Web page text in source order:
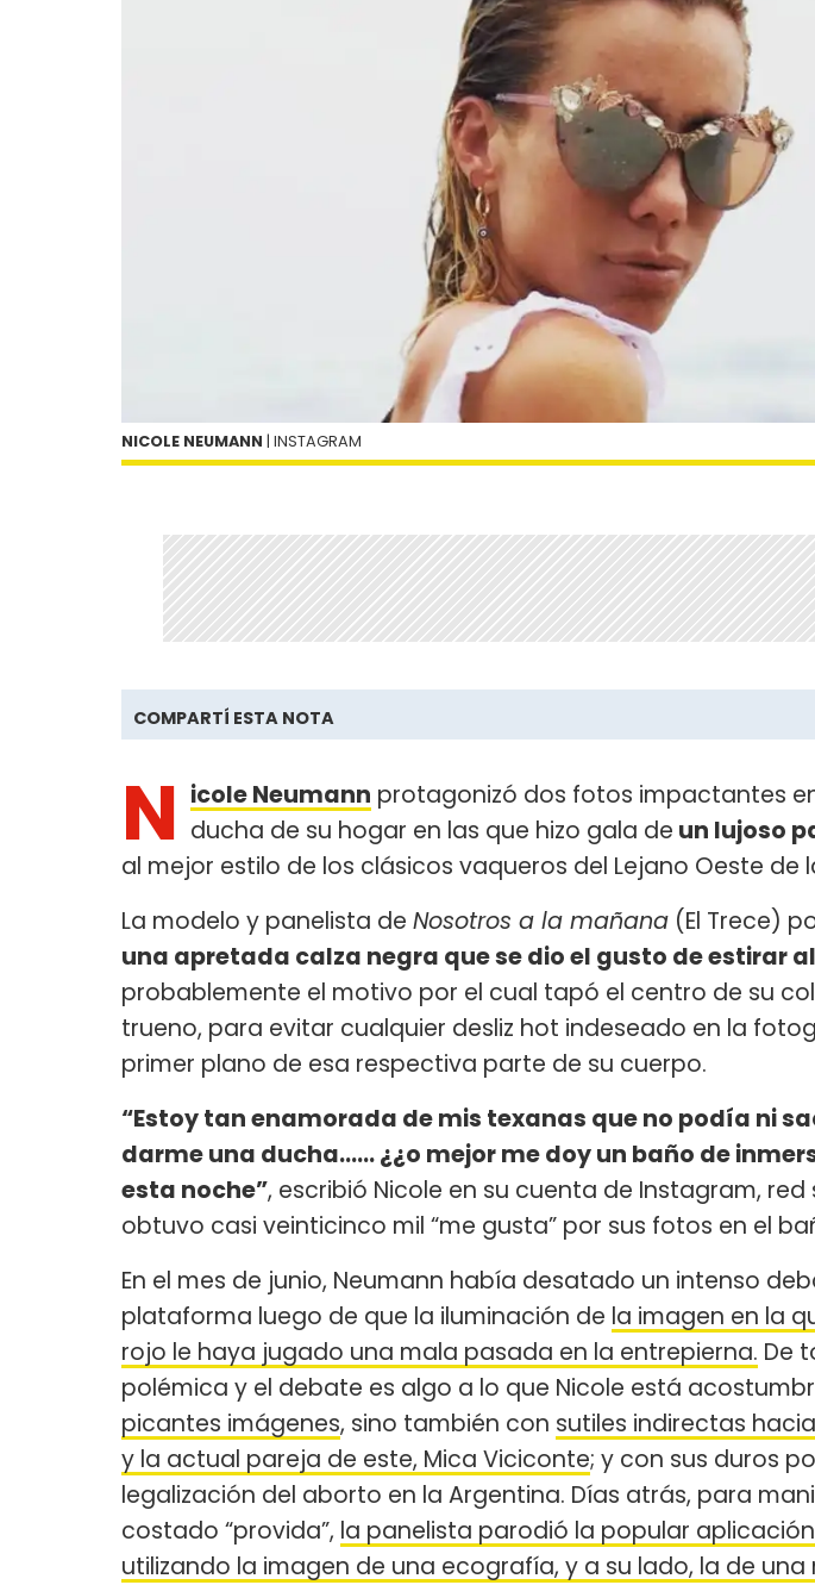
NICOLE NEUMANN | INSTAGRAM
COMPARTÍ ESTA NOTA
N icole Neumann protagonizó dos fotos impactantes
ducha de su hogar en las que hizo gala de un lujoso
al mejor estilo de los clásicos vaqueros del Lejano Oeste de
La modelo y panelista de Nosotros a la mañana (El Trece)
una apretada calza negra que se dio el gusto de estirar
probablemente el motivo por el cual tapó el centro de su
trueno, para evitar cualquier desliz hot indeseado en la
primer plano de esa respectiva parte de su cuerpo.
“Estoy tan enamorada de mis texanas que no podía ni
darme una ducha...... ¿¿o mejor me doy un baño de
esta noche”, escribió Nicole en su cuenta de Instagram, red
obtuvo casi veinticinco mil “me gusta” por sus fotos en el
En el mes de junio, Neumann había desatado un intenso
plataforma luego de que la iluminación de la imagen en la
rojo le haya jugado una mala pasada en la entrepierna. De
polémica y el debate es algo a lo que Nicole está
picantes imágenes, sino también con sutiles indirectas
y la actual pareja de este, Mica Viciconte; y con sus duros
legalización del aborto en la Argentina. Días atrás, para
costado “provida”, la panelista parodió la popular aplicación
utilizando la imagen de una ecografía, y a su lado, la de una